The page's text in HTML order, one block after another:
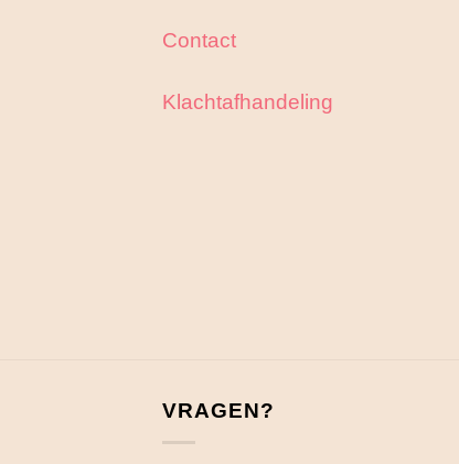
Contact
Klachtafhandeling
VRAGEN?